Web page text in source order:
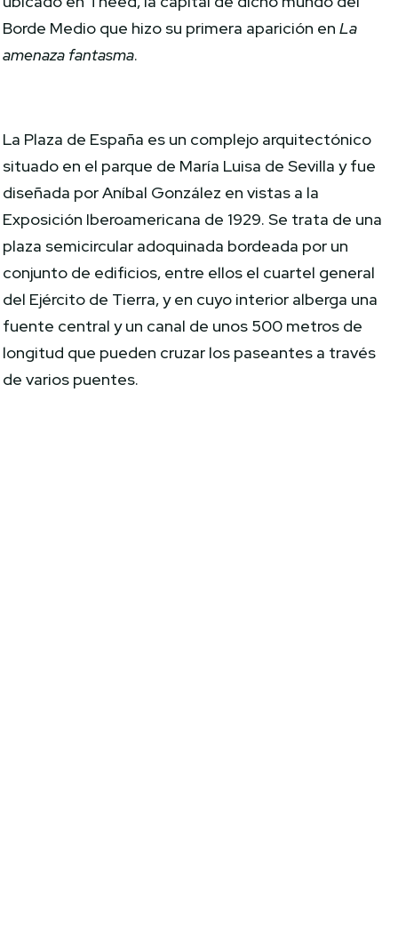
Borde Medio que hizo su primera aparición enLa
amenaza fantasma.
La Plaza de España es un complejo arquitectónico
situado en el parque de María Luisa de Sevilla y fue
diseñada por Aníbal González en vistas a la
Exposición Iberoamericana de 1929. Se trata de una
plaza semicircular adoquinada bordeada por un
conjunto de edificios, entre ellos el cuartel general
del Ejército de Tierra, y en cuyo interior alberga una
fuente central y un canal de unos 500 metros de
longitud que pueden cruzar los paseantes a través
de varios puentes.